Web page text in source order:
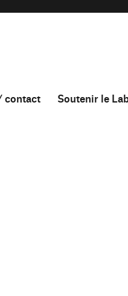
contact Soutenir le